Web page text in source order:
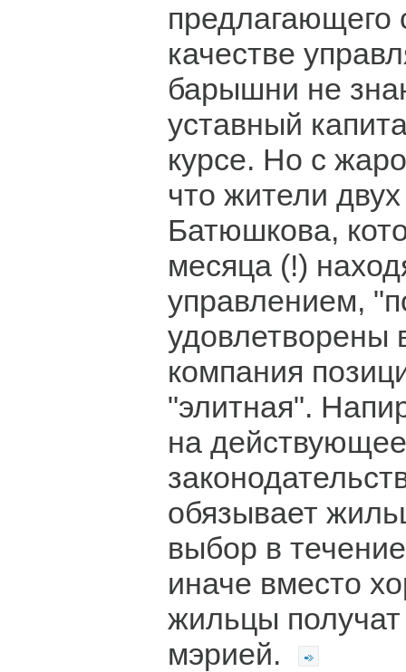
предлагающего
качестве
барышни не
уставный
курсе. Но с
что жители
Батюшкова,
месяца (!)
управлением,
удовлетворены
компания
"элитная".
на действующее
обязывает
выбор в
иначе вместо
жильцы
мэрией.